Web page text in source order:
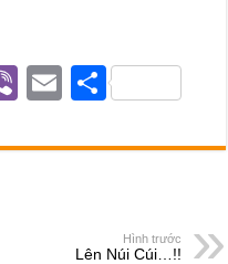
Vi
er
E
ail
S
ar
Hình trước
Lên Núi Cúi…!!